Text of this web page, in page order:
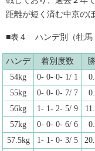
距離が短く済む中京の
■表４ ハンデ別（牡馬
ハンデ 着別度数
54kg
0- 0- 0- 1/ 1
55kg
0- 0- 0- 7/ 7
56kg
1- 1- 2- 5/ 9
57kg
0- 0- 0- 6/ 6
57.5kg
1- 1- 0- 3/ 5